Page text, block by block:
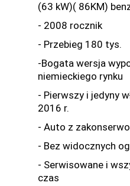
(63 kW)( 86KM)
- 2008 rocznik
- Przebieg 180 tys.
-Bogata wersja
niemieckiego rynku
- Pierwszy i jedyny
2016 r.
- Auto z
- Bez widocznych
- Serwisowane i
czas